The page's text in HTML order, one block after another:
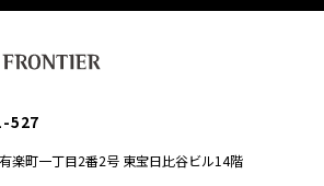
527
楽町一丁目2番2号 東宝日比谷ビル14階